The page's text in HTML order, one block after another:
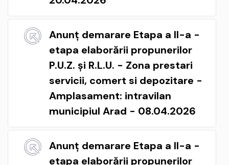
Anunț demarare Etapa a II-a -
etapa elaborării propunerilor
P.U.Z. și R.L.U. - Zona prestari
servicii, comert si depozitare -
Amplasament: intravilan
municipiul Arad - 08.04.2026
Anunț demarare Etapa a II-a -
etapa elaborării propunerilor